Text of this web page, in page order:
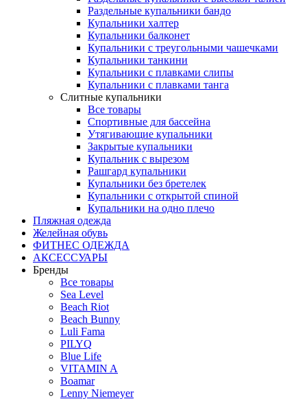
Раздельные купальники бандо
Купальники халтер
Купальники балконет
Купальники с треугольными чашечками
Купальники танкини
Купальники с плавками слипы
Купальники с плавками танга
Слитные купальники
Все товары
Спортивные для бассейна
Утягивающие купальники
Закрытые купальники
Купальник с вырезом
Рашгард купальники
Купальники без бретелек
Купальники с открытой спиной
Купальники на одно плечо
Пляжная одежда
Желейная обувь
ФИТНЕС ОДЕЖДА
АКСЕССУАРЫ
Бренды
Все товары
Sea Level
Beach Riot
Beach Bunny
Luli Fama
PILYQ
Blue Life
VITAMIN A
Boamar
Lenny Niemeyer